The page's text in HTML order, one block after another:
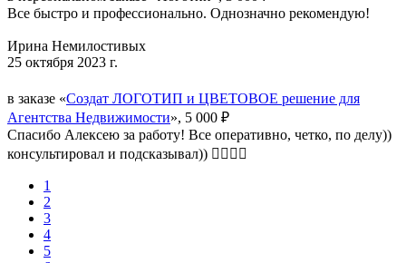
Все быстро и профессионально. Однозначно рекомендую!
Ирина Немилостивых
25 октября 2023 г.
в заказе «Создат ЛОГОТИП и ЦВЕТОВОЕ решение для
Агентства Недвижимости», 5 000 ₽
Спасибо Алексею за работу! Все оперативно, четко, по делу))
консультировал и подсказывал)) 👍🏻👌🏻
1
2
3
4
5